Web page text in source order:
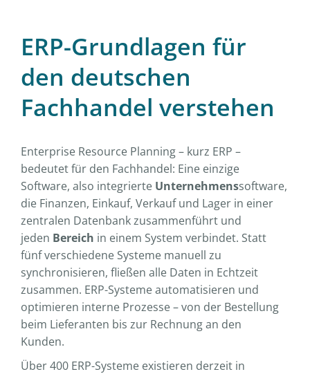
ERP-Grundlagen für
den deutschen
Fachhandel verstehen
Enterprise Resource Planning – kurz ERP –
bedeutet für den Fachhandel: Eine einzige
Software, also integrierte Unternehmenssoftware,
die Finanzen, Einkauf, Verkauf und Lager in einer
zentralen Datenbank zusammenführt und
jeden Bereich in einem System verbindet. Statt
fünf verschiedene Systeme manuell zu
synchronisieren, fließen alle Daten in Echtzeit
zusammen. ERP-Systeme automatisieren und
optimieren interne Prozesse – von der Bestellung
beim Lieferanten bis zur Rechnung an den
Kunden.
Über 400 ERP-Systeme existieren derzeit in